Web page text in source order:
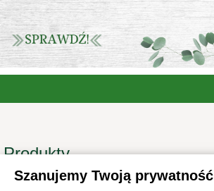
Produkty
Informacje
Szanujemy Twoją prywatność